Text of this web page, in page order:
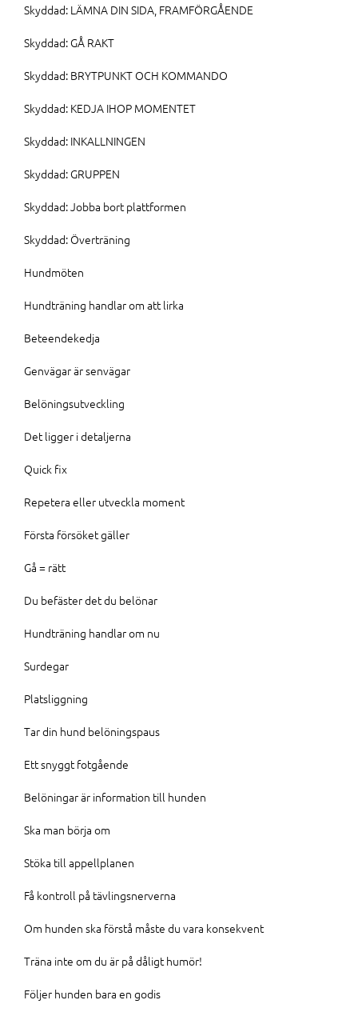
Skyddad: LÄMNA DIN SIDA, FRAMFÖRGÅENDE
Skyddad: GÅ RAKT
Skyddad: BRYTPUNKT OCH KOMMANDO
Skyddad: KEDJA IHOP MOMENTET
Skyddad: INKALLNINGEN
Skyddad: GRUPPEN
Skyddad: Jobba bort plattformen
Skyddad: Överträning
Hundmöten
Hundträning handlar om att lirka
Beteendekedja
Genvägar är senvägar
Belöningsutveckling
Det ligger i detaljerna
Quick fix
Repetera eller utveckla moment
Första försöket gäller
Gå = rätt
Du befäster det du belönar
Hundträning handlar om nu
Surdegar
Platsliggning
Tar din hund belöningspaus
Ett snyggt fotgående
Belöningar är information till hunden
Ska man börja om
Stöka till appellplanen
Få kontroll på tävlingsnerverna
Om hunden ska förstå måste du vara konsekvent
Träna inte om du är på dåligt humör!
Följer hunden bara en godis